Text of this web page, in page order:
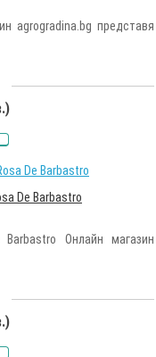
agrogradina.bg представя
De Barbastro
Онлайн магазин